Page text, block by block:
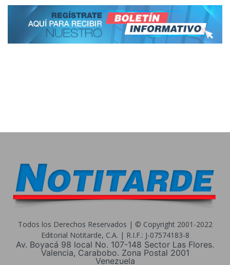
Todos los Derechos Reservados | © Copyright 2001-2022
Editorial Notitarde, C.A. | R.I.F.: J-07574183-8
Av. Boyacá 98 local No. 107-148 Sector Las Flores.
Valencia, Carabobo. Zona Postal 2001
Venezuela